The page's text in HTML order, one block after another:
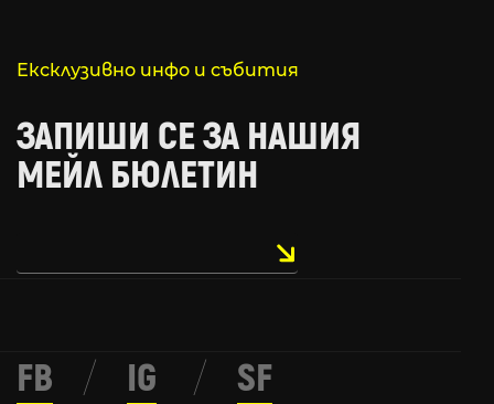
Ексклузивно инфо и събития
ЗАПИШИ СЕ ЗА НАШИЯ
МЕЙЛ БЮЛЕТИН
FB / IG / SF